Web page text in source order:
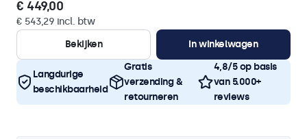
€ 449,00
€ 543,29 incl. btw
Bekijken
In winkelwagen
Langdurige
beschikbaarheid
Gratis
verzending &
retourneren
4,8/5 op basis
van 5.000+
reviews